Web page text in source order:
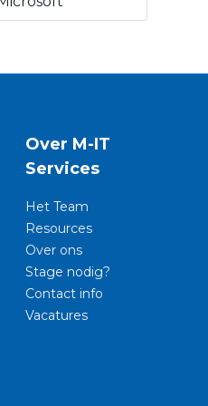
Over M-IT
Services
Het Team
Resources
Over ons
Stage nodig?
Contact info
Vacatures